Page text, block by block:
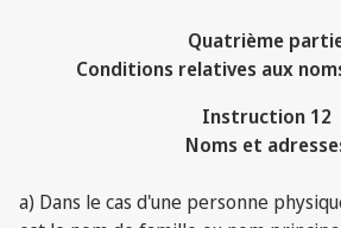
Quatrième
Conditions relatives aux
Instruction 12
Noms et
a) Dans le cas d'une personne